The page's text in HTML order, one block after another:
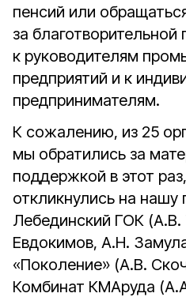
пенсий или
за
к руководителям
предприятий и к
предпринимателям.
К сожалению, из 25
мы обратились за
поддержкой в этот
откликнулись на нашу
Лебединский ГОК (А.В.
Евдокимов, А.Н.
«Поколение» (А.В.
Комбинат КМАруда